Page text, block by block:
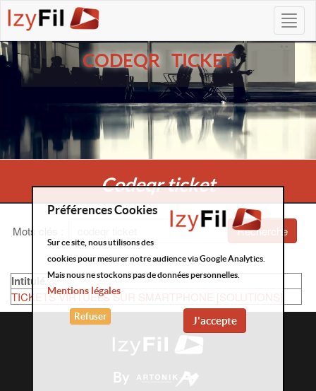
CODEQR TICKET
Codeqr ticket
Mots clés Recherche
Intitulé
TICKETS VIRTUELS SUR SMARTPHONE [SOLUTIONS]
By
Préférences Cookies
Sur ce site, nous utilisons des
cookies pour mesurer notre audience via Google Analytics.
Mais nous ne stockons pas de données personnelles.
Mentions légales
J'accepte
Refuser